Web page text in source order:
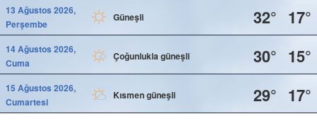
13 Ağustos 2026,
Perşembe
Güneşli 32° 17°
14 Ağustos 2026,
Cuma
Çoğunlukla güneşli 30° 15°
15 Ağustos 2026,
Cumartesi
Kısmen güneşli 29° 17°